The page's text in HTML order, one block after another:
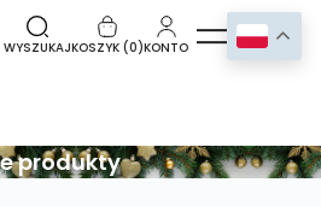
WYSZUKAJKOSZYK (0)KONTO
produkty